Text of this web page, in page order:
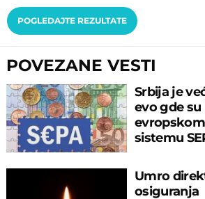
POGLEDAJTE REZULTATE
POVEZANE VESTI
Srbija je
evo gde
sistemu
Umro
osiguranja